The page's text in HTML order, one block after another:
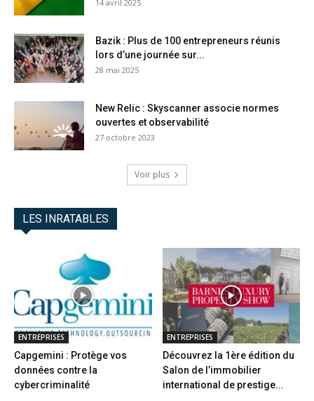
14 avril 2025
Bazik : Plus de 100 entrepreneurs réunis
lors d’une journée sur...
28 mai 2025
New Relic : Skyscanner associe normes
ouvertes et observabilité
27 octobre 2023
Voir plus
LES INRATABLES
ENTREPRISES
Capgemini : Protège vos
données contre la
cybercriminalité
ENTREPRISES
Découvrez la 1ère édition du
Salon de l’immobilier
international de prestige...